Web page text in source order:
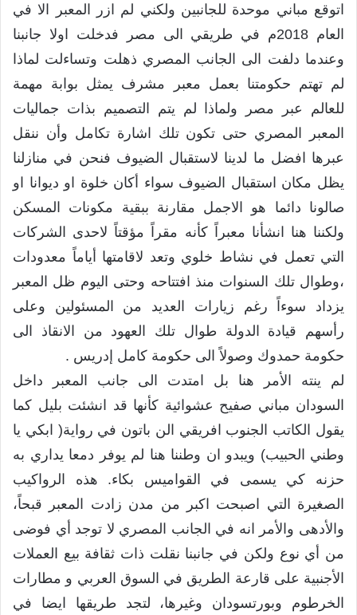
اتوقع مباني موحدة للجانبين ولكني لم ازر المعبر الا في
العام 2018م في طريقي الى مصر فدخلت اولا جانبنا
وعندما دلفت الى الجانب المصري ذهلت وتساءلت لماذا
لم تهتم حكومتنا بعمل معبر مشرف يمثل بوابة مهمة
للعالم عبر مصر ولماذا لم يتم التصميم بذات جماليات
المعبر المصري حتى تكون تلك اشارة تكامل وأن ننقل
عبرها افضل ما لدينا لاستقبال الضيوف فنحن في منازلنا
يظل مكان استقبال الضيوف سواء أكان خلوة او ديوانا او
صالونا دائما هو الاجمل مقارنة ببقية مكونات المسكن
ولكننا هنا انشأنا معبراً كأنه مقراً مؤقتاً لاحدى الشركات
التي تعمل في نشاط خلوي وتعد لاقامتها أياماً معدودات
،وطوال تلك السنوات منذ افتتاحه وحتى اليوم ظل المعبر
يزداد سوءاً رغم زيارات العديد من المسئولين وعلى
رأسهم قيادة الدولة طوال تلك العهود من الانقاذ الى
حكومة حمدوك وصولاً الى حكومة كامل إدريس .
لم ينته الأمر هنا بل امتدت الى جانب المعبر داخل
السودان مباني صفيح عشوائية كأنها قد انشئت بليل كما
يقول الكاتب الجنوب افريقي الن باتون في رواية( ابكي يا
وطني الحبيب) ويبدو ان وطننا هنا لم يوفر دمعا يداري به
حزنه كي يسمى في القواميس بكاء. هذه الرواكيب
الصغيرة التي اصبحت اكبر من مدن زادت المعبر قبحاً،
والأدهى والأمر انه في الجانب المصري لا توجد أي فوضى
من أي نوع ولكن في جانبنا نقلت ذات ثقافة بيع العملات
الأجنبية على قارعة الطريق في السوق العربي و مطارات
الخرطوم وبورتسودان وغيرها، لتجد طريقها ايضا في